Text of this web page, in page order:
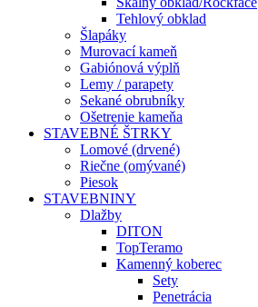
Tehlový obklad
Šlapáky
Murovací kameň
Gabiónová výplň
Lemy / parapety
Sekané obrubníky
Ošetrenie kameňa
STAVEBNÉ ŠTRKY
Lomové (drvené)
Riečne (omývané)
Piesok
STAVEBNINY
Dlažby
DITON
TopTeramo
Kamenný koberec
Sety
Penetrácia